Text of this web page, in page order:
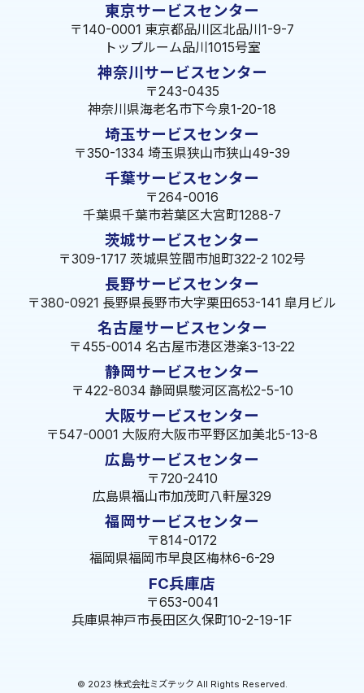
東京サービスセンター
〒140-0001 東京都品川区北品川1-9-7
トップルーム品川1015号室
神奈川サービスセンター
〒243-0435
神奈川県海老名市下今泉1-20-18
埼玉サービスセンター
〒350-1334 埼玉県狭山市狭山49-39
千葉サービスセンター
〒264-0016
千葉県千葉市若葉区大宮町1288-7
茨城サービスセンター
〒309-1717 茨城県笠間市旭町322-2 102号
長野サービスセンター
〒380-0921 長野県長野市大字栗田653-141 皐月ビル
名古屋サービスセンター
〒455-0014 名古屋市港区港楽3-13-22
静岡サービスセンター
〒422-8034 静岡県駿河区高松2-5-10
大阪サービスセンター
〒547-0001 大阪府大阪市平野区加美北5-13-8
広島サービスセンター
〒720-2410
広島県福山市加茂町八軒屋329
福岡サービスセンター
〒814-0172
福岡県福岡市早良区梅林6-6-29
FC兵庫店
〒653-0041
兵庫県神戸市長田区久保町10-2-19-1F
© 2023 株式会社ミズテック All Rights Reserved.